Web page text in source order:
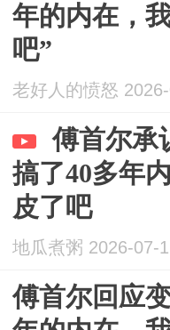
年的内在，
吧”
老好人的愤怒
傅首尔承
搞了40多年
皮了吧
地瓜煮粥 2026-07-
傅首尔回应